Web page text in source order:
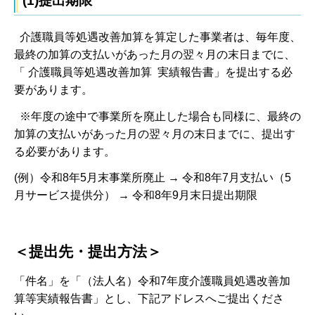
介護職員等処遇改善加算を算定した事業者は、毎年度、
最終の加算の支払いがあった月の翌々月の末日までに、
「 介護職員等処遇改善加算 実績報告書」を提出する必
要があります。
※年度の途中で事業所を廃止した場合も同様に、最終の
加算の支払いがあった月の翌々月の末日までに、提出す
る必要があります。
(例）令和8年5月末事業所廃止 → 令和8年7月支払い（5
月サービス提供分） → 令和8年9月末日提出期限
＜提出先・提出方法＞
「件名」を「（法人名）令和7年度介護職員処遇改善加
算等実績報告書」とし、下記アドレスへご提出くださ